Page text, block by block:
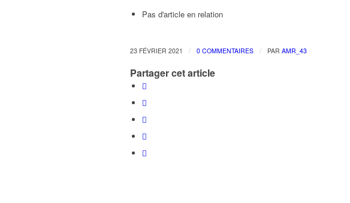
Pas d'article en relation
23 FÉVRIER 2021 / 0 COMMENTAIRES / PAR AMR_43
Partager cet article